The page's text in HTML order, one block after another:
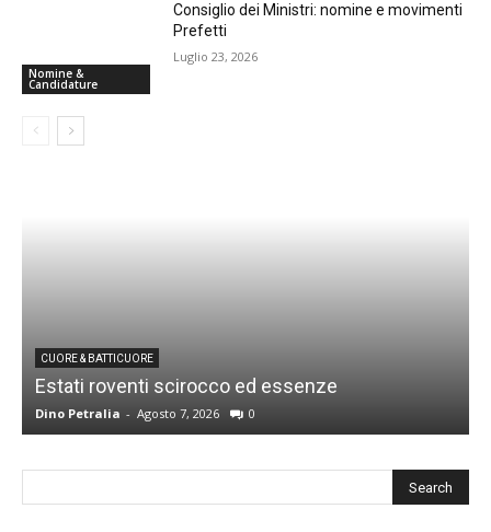
Nomine &
Candidature
Consiglio dei Ministri: nomine e movimenti
Prefetti
Luglio 23, 2026
CUORE & BATTICUORE
Estati roventi scirocco ed essenze
Dino Petralia - Agosto 7, 2026 0